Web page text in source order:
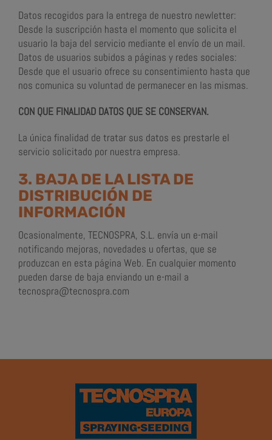
Datos recogidos para la entrega de nuestro newletter:
Desde la suscripción hasta el momento que solicita el
usuario la baja del servicio mediante el envío de un mail.
Datos de usuarios subidos a páginas y redes sociales:
Desde que el usuario ofrece su consentimiento hasta que
nos comunica su voluntad de permanecer en las mismas.
CON QUE FINALIDAD DATOS QUE SE CONSERVAN.
La única finalidad de tratar sus datos es prestarle el
servicio solicitado por nuestra empresa.
3. BAJA DE LA LISTA DE
DISTRIBUCIÓN DE
INFORMACIÓN
Ocasionalmente, TECNOSPRA, S.L. envía un e-mail
notificando mejoras, novedades u ofertas, que se
produzcan en esta página Web. En cualquier momento
pueden darse de baja enviando un e-mail a
tecnospra@tecnospra.com